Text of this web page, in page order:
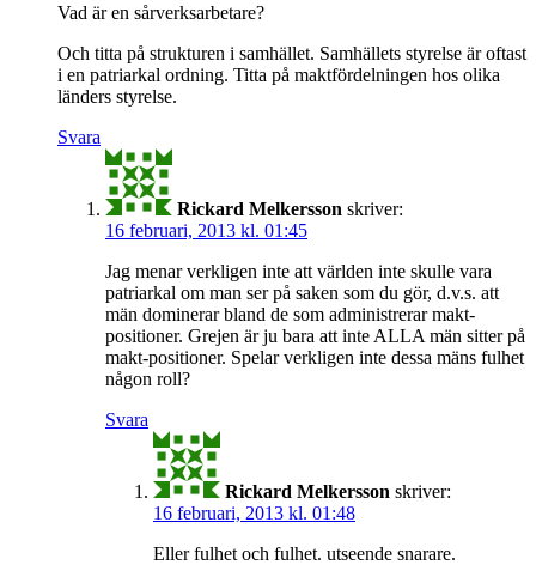
Vad är en sårverksarbetare?
Och titta på strukturen i samhället. Samhällets styrelse är oftast
i en patriarkal ordning. Titta på maktfördelningen hos olika
länders styrelse.
Svara
Rickard Melkersson skriver:
16 februari, 2013 kl. 01:45
Jag menar verkligen inte att världen inte skulle vara
patriarkal om man ser på saken som du gör, d.v.s. att
män dominerar bland de som administrerar makt-
positioner. Grejen är ju bara att inte ALLA män sitter på
makt-positioner. Spelar verkligen inte dessa mäns fulhet
någon roll?
Svara
Rickard Melkersson skriver:
16 februari, 2013 kl. 01:48
Eller fulhet och fulhet. utseende snarare.